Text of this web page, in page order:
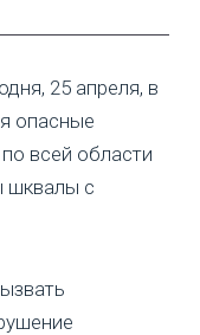
25 апреля, в
опасные
всей области
шквалы с